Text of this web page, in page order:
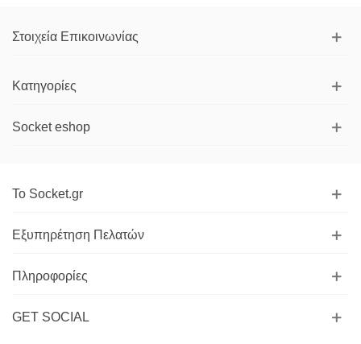
Στοιχεία Επικοινωνίας
Κατηγορίες
Socket eshop
Το Socket.gr
Εξυπηρέτηση Πελατών
Πληροφορίες
GET SOCIAL